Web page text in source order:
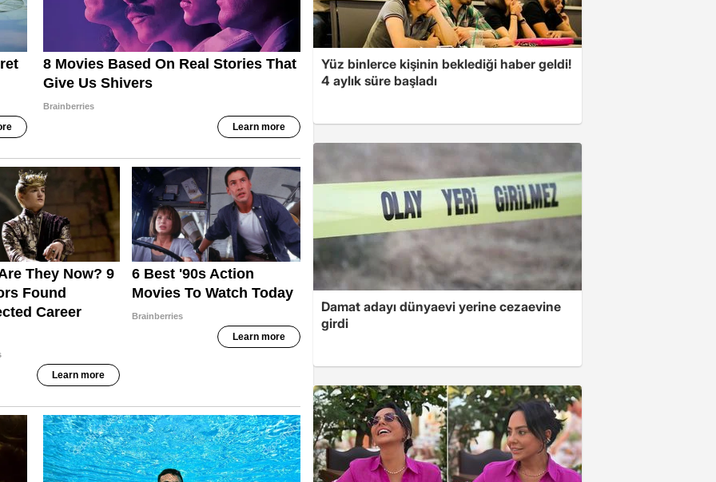
Yüz binlerce kişinin beklediği haber geldi!
4 aylık süre başladı
Damat adayı dünyaevi yerine cezaevine
girdi